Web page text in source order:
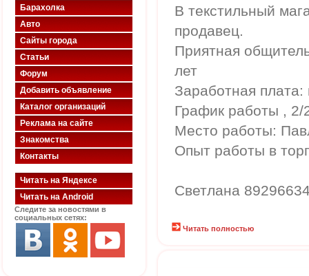
Барахолка
Авто
Сайты города
Статьи
Форум
Добавить объявление
Каталог организаций
Реклама на сайте
Знакомства
Контакты
Читать на Яндексе
Читать на Android
Следите за новостями в
социальных сетях:
В текстильный
продавец.
Приятная
лет
Заработная
График работы , 2/
Место работы:
Опыт работы в
Светлана
Читать полностью